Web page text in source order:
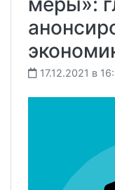
17.12.2021 в